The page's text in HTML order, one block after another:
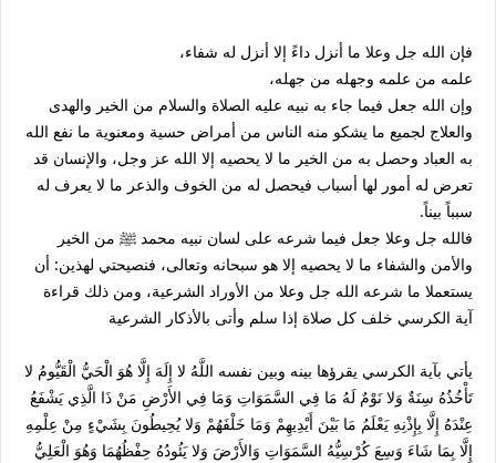
فإن الله جل وعلا ما أنزل داءً إلا أنزل له شفاء،
علمه من علمه وجهله من جهله،
وإن الله جعل فيما جاء به نبيه عليه الصلاة والسلام من الخير والهدى
والعلاج لجميع ما يشكو منه الناس من أمراض حسية ومعنوية ما نفع الله
به العباد وحصل به من الخير ما لا يحصيه إلا الله عز وجل، والإنسان قد
تعرض له أمور لها أسباب فيحصل له من الخوف والذعر ما لا يعرف له
سبباً بيناً.
فالله جل وعلا جعل فيما شرعه على لسان نبيه محمد ﷺ من الخير
والأمن والشفاء ما لا يحصيه إلا هو سبحانه وتعالى، فنصيحتي لهذين: أن
يستعملا ما شرعه الله جل وعلا من الأوراد الشرعية، ومن ذلك قراءة
آية الكرسي خلف كل صلاة إذا سلم وأتى بالأذكار الشرعية
يأتي بآية الكرسي يقرؤها بينه وبين نفسه اللَّهُ لا إِلَهَ إِلَّا هُوَ الْحَيُّ الْقَيُّومُ لا
تَأْخُذُهُ سِنَةٌ وَلا نَوْمٌ لَهُ مَا فِي السَّمَوَاتِ وَمَا فِي الأَرْضِ مَنْ ذَا الَّذِي يَشْفَعُ
عِنْدَهُ إِلَّا بِإِذْنِهِ يَعْلَمُ مَا بَيْنَ أَيْدِيهِمْ وَمَا خَلْفَهُمْ وَلا يُحِيطُونَ بِشَيْءٍ مِنْ عِلْمِهِ
إِلَّا بِمَا شَاءَ وَسِعَ كُرْسِيُّهُ السَّمَوَاتِ وَالأَرْضَ وَلا يَئُودُهُ حِفْظُهُمَا وَهُوَ الْعَلِيُّ